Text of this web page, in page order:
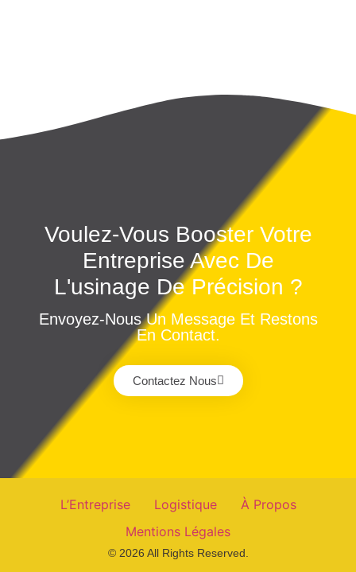
Voulez-Vous Booster Votre
Entreprise Avec De
L'usinage De Précision ?
Envoyez-Nous Un Message Et Restons
En Contact.
Contactez Nous
L’Entreprise Logistique
À Propos
Mentions Légales
© 2026 All Rights Reserved.